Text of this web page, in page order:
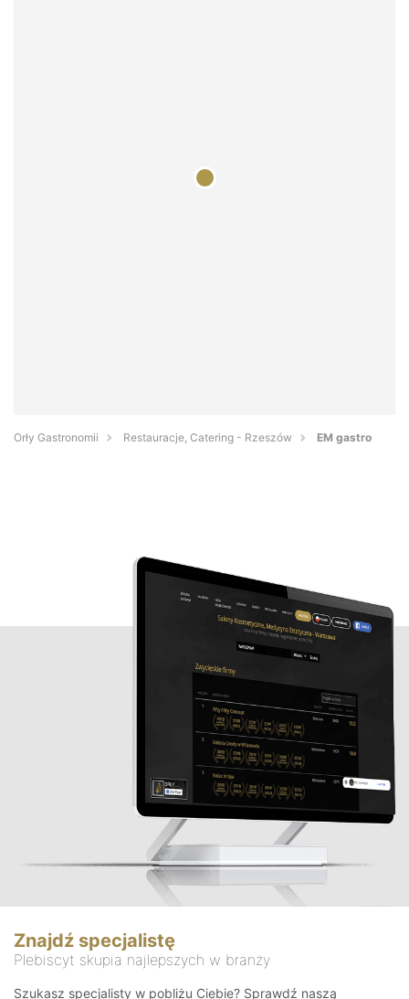
Orły Gastronomii Restauracje, Catering - Rzeszów EM gastro
Znajdź specjalistę
Plebiscyt skupia najlepszych w branży
Szukasz specjalisty w pobliżu Ciebie? Sprawdź naszą